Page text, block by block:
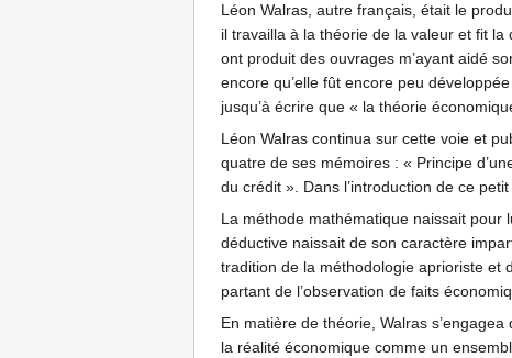
Léon Walras, autre français, était le
il travailla à la théorie de la valeur et fit
ont produit des ouvrages m’ayant aidé
encore qu’elle fût encore peu
jusqu’à écrire que « la théorie
Léon Walras continua sur cette voie et
quatre de ses mémoires : « Principe
du crédit ». Dans l’introduction de ce
La méthode mathématique naissait pour
déductive naissait de son caractère
tradition de la méthodologie aprioriste et
partant de l’observation de faits
En matière de théorie, Walras
la réalité économique comme un